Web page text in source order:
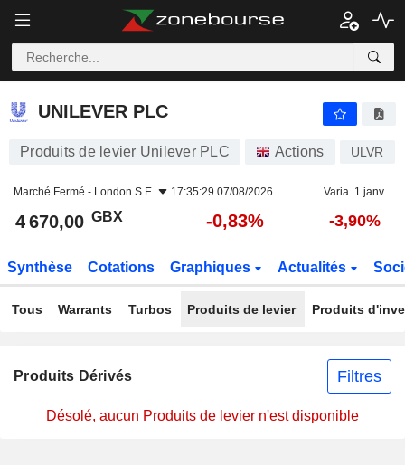
UNILEVER PLC
UNILEVER PLC
Produits de levier Unilever PLC Actions ULVR
Marché Fermé - London S.E. 17:35:29 07/08/2026 Varia. 1 janv.
4 670,00 GBX -0,83% -3,90%
Synthèse Cotations Graphiques Actualités
Tous Warrants Turbos Produits de levier Produits
Produits Dérivés Filtres
Désolé, aucun Produits de levier n'est disponible